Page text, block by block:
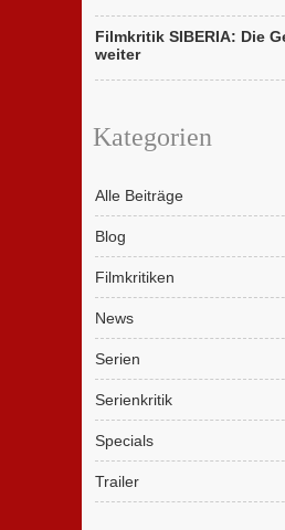
Filmkritik SIBERIA: Die
weiter
Kategorien
Alle Beiträge
Blog
Filmkritiken
News
Serien
Serienkritik
Specials
Trailer